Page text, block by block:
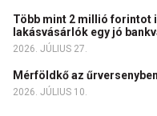
Több mint 2 millió forintot
lakásvásárlók egy jó
2026. JÚLIUS 27.
Mérföldkő az űrversenyben
2026. JÚLIUS 10.